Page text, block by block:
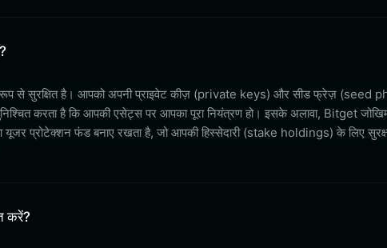
से सुरक्षित है। आपको अपनी प्राइवेट कीज़ (private keys) और सीड फ्रेज़ (seed
करता है कि आपकी एसेट्स पर आपका पूरा नियंत्रण हो। इसके अलावा, Bitget
प्रोटेक्शन फंड बनाए रखता है, जो आपकी हिस्सेदारी (stake holdings) के लिए
करें?